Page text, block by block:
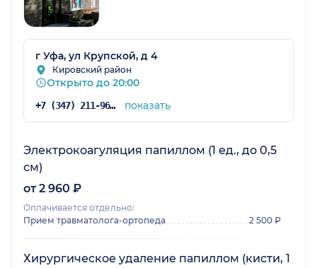
г Уфа, ул Крупской, д 4
Кировский район
Открыто до 20:00
+7 (347) 211-96-07 показать
Электрокоагуляция папиллом (1 ед., до 0,5
см)
от 2 960 ₽
Оплачивается отдельно:
Прием травматолога-ортопеда
2 500 ₽
Хирургическое удаление папиллом (кисти, 1